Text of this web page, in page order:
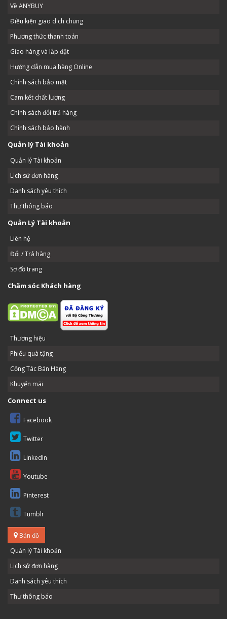
Về ANYBUY
Điều kiện giao dịch chung
Phương thức thanh toán
Giao hàng và lắp đặt
Hướng dẫn mua hàng Online
Chính sách bảo mật
Cam kết chất lượng
Chính sách đổi trả hàng
Chính sách bảo hành
Quản lý Tài khoản
Quản lý Tài khoản
Lịch sử đơn hàng
Danh sách yêu thích
Thư thông báo
Quản Lý Tài khoản
Liên hệ
Đổi / Trả hàng
Sơ đồ trang
Chăm sóc Khách hàng
Thương hiệu
Phiếu quà tặng
Cộng Tác Bán Hàng
Khuyến mãi
Connect us
Facebook
Twitter
LinkedIn
Youtube
Pinterest
Tumblr
Bản đồ
Quản lý Tài khoản
Lịch sử đơn hàng
Danh sách yêu thích
Thư thông báo